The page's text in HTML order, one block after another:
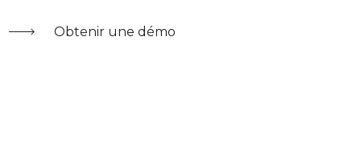
Obtenir une démo